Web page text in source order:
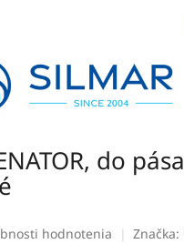
do
hodnotenia Značka: